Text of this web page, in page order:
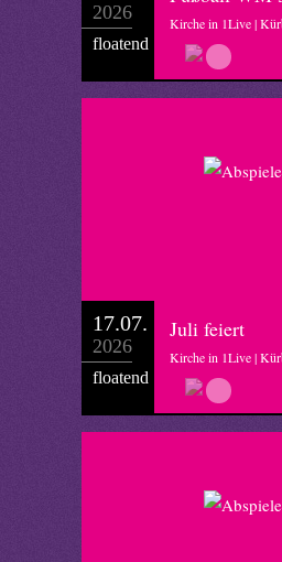
2026
floatend
Kirche in 1Live |
17.07.
2026
floatend
Juli feiert
Kirche in 1Live |